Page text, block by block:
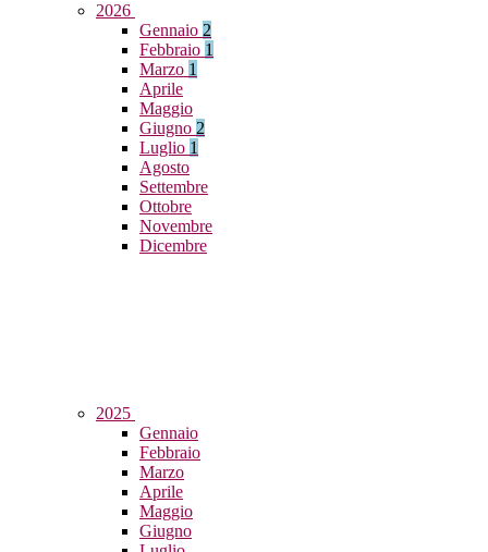
2026
Gennaio 2
Febbraio 1
Marzo 1
Aprile
Maggio
Giugno 2
Luglio 1
Agosto
Settembre
Ottobre
Novembre
Dicembre
2025
Gennaio
Febbraio
Marzo
Aprile
Maggio
Giugno